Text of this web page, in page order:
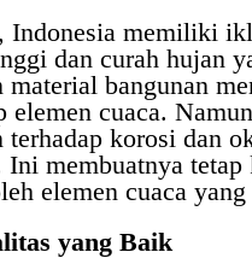
Indonesia memiliki
dan curah hujan
material bangunan
elemen cuaca.
korosi dan
Ini membuatnya
elemen cuaca yang
yang Baik